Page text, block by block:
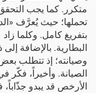
متكرر. كما يجب
تحملها؛ حيث يُعرَّف
بتفريغ كامل. وكلما
البطارية. بالإضافة
وصيانته؛ إذ تتطلب
الصيانة. وأخيراً، فكّر
الأرخص قد يبدو جذّاباً،